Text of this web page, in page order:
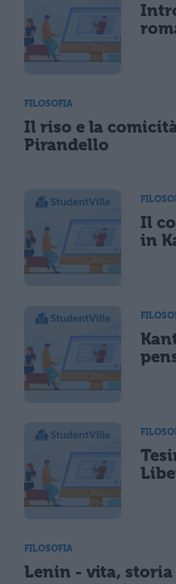
FILOSOFIA
Il riso e la
Pirandello
Il
in
FILOSOFIA
Lenin - vita,